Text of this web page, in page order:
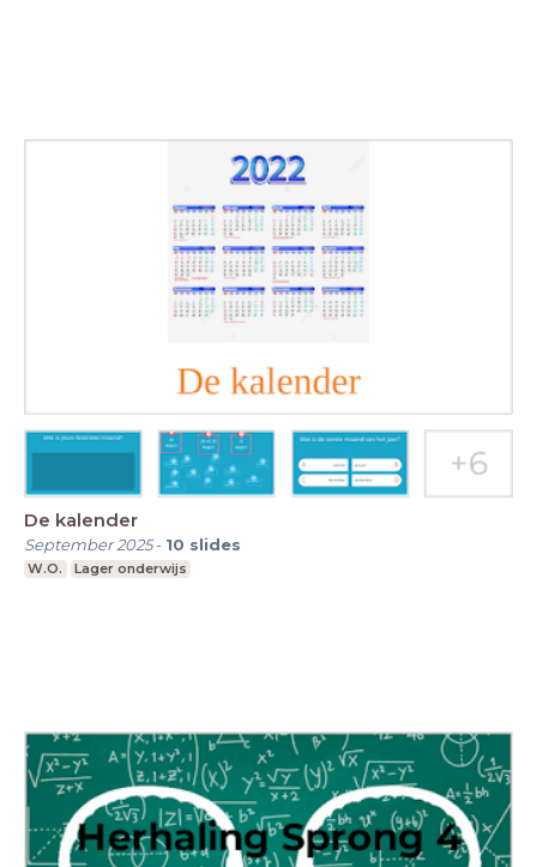
De kalender
September 2025- 10 slides
W.O. Lager onderwijs